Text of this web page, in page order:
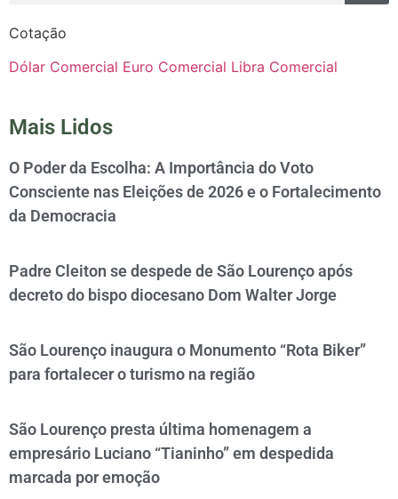
Cotação
Dólar Comercial Euro Comercial Libra Comercial
Mais Lidos
O Poder da Escolha: A Importância do Voto
Consciente nas Eleições de 2026 e o Fortalecimento
da Democracia
Padre Cleiton se despede de São Lourenço após
decreto do bispo diocesano Dom Walter Jorge
São Lourenço inaugura o Monumento “Rota Biker”
para fortalecer o turismo na região
São Lourenço presta última homenagem a
empresário Luciano “Tianinho” em despedida
marcada por emoção